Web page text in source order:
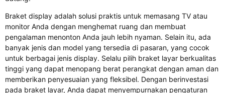
Braket display adalah solusi praktis untuk memasang TV atau
monitor Anda dengan menghemat ruang dan membuat
pengalaman menonton Anda jauh lebih nyaman. Selain itu, ada
banyak jenis dan model yang tersedia di pasaran, yang cocok
untuk berbagai jenis display. Selalu pilih braket layar berkualitas
tinggi yang dapat menopang berat perangkat dengan aman dan
memberikan penyesuaian yang fleksibel. Dengan berinvestasi
pada braket layar, Anda dapat menyempurnakan pengaturan